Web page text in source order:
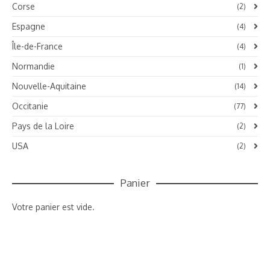
Corse (2)
Espagne (4)
Île-de-France (4)
Normandie (1)
Nouvelle-Aquitaine (14)
Occitanie (77)
Pays de la Loire (2)
USA (2)
Panier
Votre panier est vide.